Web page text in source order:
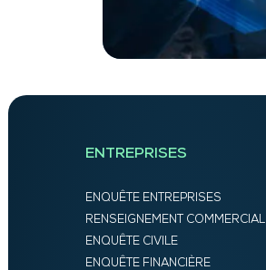
ENTREPRISES
ENQUÊTE ENTREPRISES
RENSEIGNEMENT COMMERCIAL
ENQUÊTE CIVILE
ENQUÊTE FINANCIÈRE